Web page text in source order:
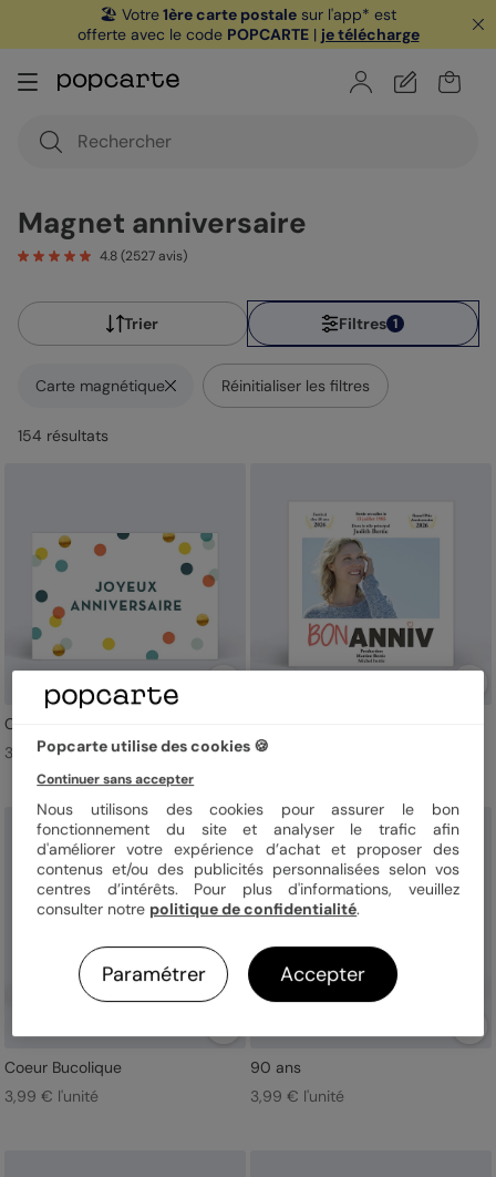
🏖️ Votre1ère carte postale sur l'app* est
offerte avec le code POPCARTE| je télécharge
Magnet anniversaire
4.8(2527avis)
Trier Filtres 1
Carte magnétique Réinitialiser les filtres
154 résultats
Confettis Chic
3,99 € l'unité
3,99 € l'unité
Coeur Bucolique
3,99 € l'unité
90 ans
3,99 € l'unité
Popcarte utilise des cookies 🍪
Continuer sans accepter
Nous utilisons des cookies pour assurer le bon
fonctionnement du site et analyser le trafic afin
d'améliorer votre expérience d’achat et proposer des
contenus et/ou des publicités personnalisées selon vos
centres d’intérêts. Pour plus d'informations, veuillez
consulter notre politique de confidentialité.
Paramétrer Accepter